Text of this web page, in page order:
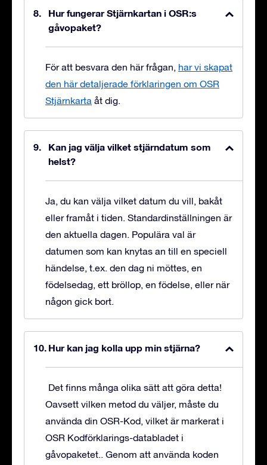
Hur fungerar Stjärnkartan i OSR:s
gåvopaket?
För att besvara den här frågan, har vi skapat
den här detaljerade förklaringen om OSR
Stjärnkarta åt dig.
Kan jag välja vilket stjärndatum som
helst?
Ja, du kan välja vilket datum du vill, bakåt
eller framåt i tiden. Standardinställningen är
den aktuella dagen. Populära val är
datumen som kan knytas an till en speciell
händelse, t.ex. den dag ni möttes, en
födelsedag, ett bröllop, en födelse, eller när
någon gick bort.
Hur kan jag kolla upp min stjärna?
Det finns många olika sätt att göra detta!
Oavsett vilken metod du väljer, måste du
använda din OSR-Kod, vilket är markerat i
OSR Kodförklarings-databladet i
gåvopaketet.. Genom att använda koden